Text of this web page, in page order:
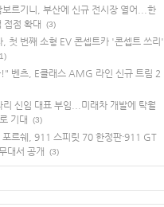
르기니, 부산에 신규 전시장 열어...한
접점 확대
(3)
, 첫 번째 소형 EV 콘셉트카 '콘셉트 쓰리'
벤츠, E클래스 AMG 라인 신규 트림 2
리 신임 대표 부임...미래차 개발에 탁월
기대
(3)
르쉐, 911 스피릿 70 한정판·911 GT
대서 공개
(3)